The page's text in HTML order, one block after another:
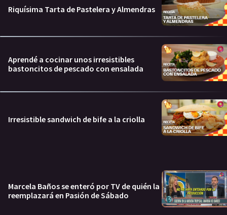
Riquísima Tarta de Pastelera y Almendras
Aprendé a cocinar unos irresistibles
bastoncitos de pescado con ensalada
Irresistible sandwich de bife a la criolla
Marcela Baños se enteró por TV de quién la
reemplazará en Pasión de Sábado